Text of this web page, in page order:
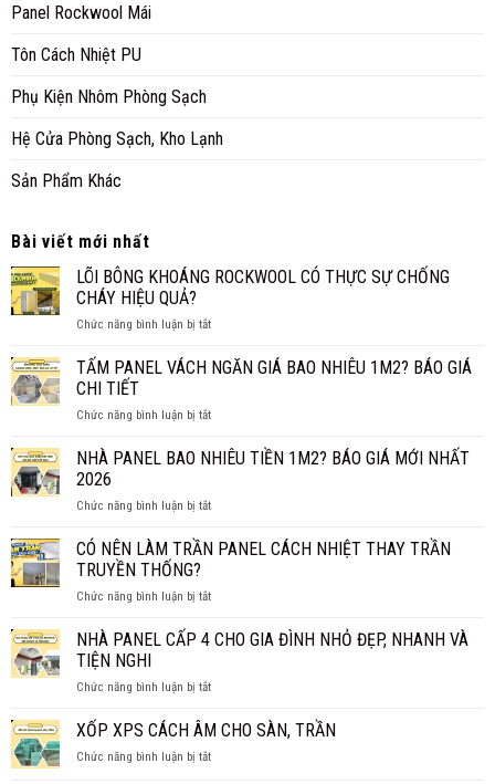
Panel Rockwool Mái
Tôn Cách Nhiệt PU
Phụ Kiện Nhôm Phòng Sạch
Hệ Cửa Phòng Sạch, Kho Lạnh
Sản Phẩm Khác
Bài viết mới nhất
LÕI BÔNG KHOÁNG ROCKWOOL CÓ THỰC SỰ CHỐNG
CHÁY HIỆU QUẢ?
Chức năng bình luận bị tắtở
BÔNG
CÓ
SỰ
HIỆU
TẤM PANEL VÁCH NGĂN GIÁ BAO NHIÊU 1M2? BÁO GIÁ
CHI TIẾT
Chức năng bình luận bị tắtở
PANEL
GIÁ
NHIÊU
GIÁ
TIẾT
NHÀ PANEL BAO NHIÊU TIỀN 1M2? BÁO GIÁ MỚI NHẤT
2026
Chức năng bình luận bị tắtở
PANEL
TIỀN
BÁO
NHẤT
CÓ NÊN LÀM TRẦN PANEL CÁCH NHIỆT THAY TRẦN
TRUYỀN THỐNG?
Chức năng bình luận bị tắtở
NÊN
PANEL
NHIỆT
TRẦN
NHÀ PANEL CẤP 4 CHO GIA ĐÌNH NHỎ ĐẸP, NHANH VÀ
TIỆN NGHI
Chức năng bình luận bị tắtở
PANEL
4
XỐP XPS CÁCH ÂM CHO SÀN, TRẦN
Chức năng bình luận bị tắtở